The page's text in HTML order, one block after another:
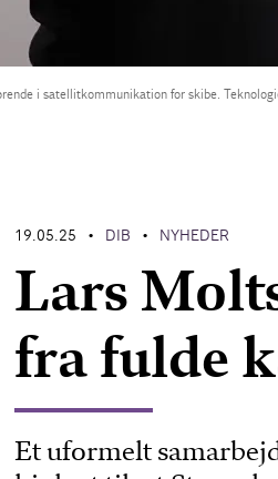
i satellitkommunikation for skibe.
19.05.25 • DIB • NYHEDER
Lars
fra fulde
Et uformelt